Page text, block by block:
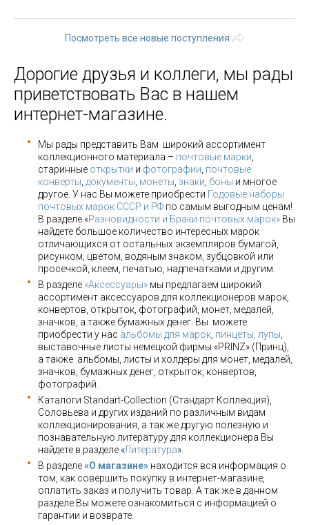
Посмотреть все новые поступления
Дорогие друзья и коллеги, мы рады
приветствовать Вас в нашем
интернет-магазине.
Мы рады представить Вам широкий ассортимент
коллекционного материала – почтовые марки
старинные открытки и фотографии почтовые
конверты документы монеты знаки боны и многое
другое. У нас Вы можете приобрести Годовые наборы
почтовых марок СССР и РФ по самым выгодным ценам!
В разделе «Разновидности и Браки почтовых марок» Вы
найдете большое количество интересных марок
отличающихся от остальных экземпляров бумагой,
рисунком, цветом, водяным знаком, зубцовкой или
просечкой, клеем, печатью, надпечатками и другим.
В разделе «Аксессуары» мы предлагаем широкий
ассортимент аксессуаров для коллекционеров марок,
конвертов, открыток, фотографий, монет, медалей,
значков, а также бумажных денег. Вы можете
приобрести у нас альбомы для марок пинцеты, лупы
выставочные листы немецкой фирмы «PRINZ» (Принц),
а также альбомы, листы и холдеры для монет, медалей,
значков, бумажных денег, открыток, конвертов,
фотографий.
Каталоги Standart-Collection (Стандарт Коллекция),
Соловьева и других изданий по различным видам
коллекционирования, а так же другую полезную и
познавательную литературу для коллекционера Вы
найдете в разделе «Литература».
В разделе«О магазине» находится вся информация о
том, как совершить покупку в интернет-магазине,
оплатить заказ и получить товар. А так же в данном
разделе Вы можете ознакомиться с информацией о
гарантии и возврате.